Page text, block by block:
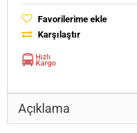
Favorilerime ekle
Karşılaştır
Açıklama